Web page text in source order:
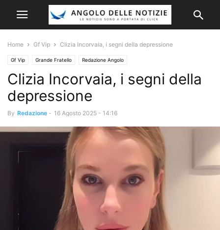
Home Gf Vip Clizia Incorvaia, i segni della depressione
Gf Vip Grande Fratello Redazione Angolo
Clizia Incorvaia, i segni della
depressione
By Redazione - 16 Agosto 2025 - 14:16